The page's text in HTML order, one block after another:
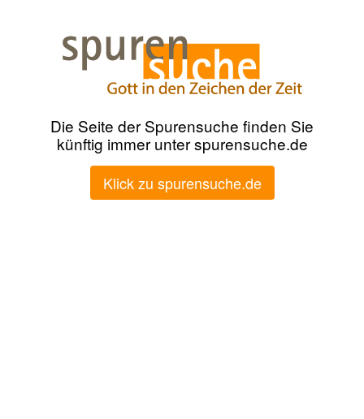
Die Seite der Spurensuche finden Sie
künftig immer unter spurensuche.de
Klick zu spurensuche.de